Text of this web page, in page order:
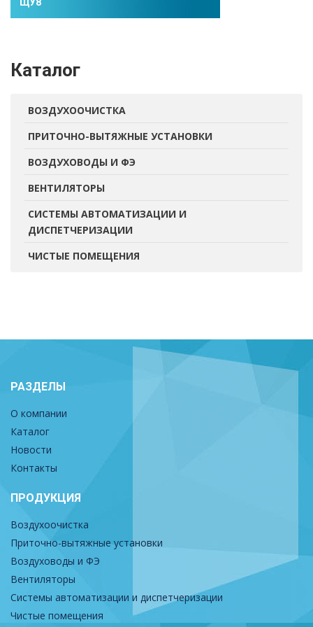
Каталог
ВОЗДУХООЧИСТКА
ПРИТОЧНО-ВЫТЯЖНЫЕ УСТАНОВКИ
ВОЗДУХОВОДЫ И ФЭ
ВЕНТИЛЯТОРЫ
СИСТЕМЫ АВТОМАТИЗАЦИИ И
ДИСПЕТЧЕРИЗАЦИИ
ЧИСТЫЕ ПОМЕЩЕНИЯ
РАЗДЕЛЫ
О компании
Каталог
Новости
Контакты
ПРОДУКЦИЯ
Воздухоочистка
Приточно-вытяжные установки
Воздуховоды и ФЭ
Вентиляторы
Системы автоматизации и диспетчеризации
Чистые помещения